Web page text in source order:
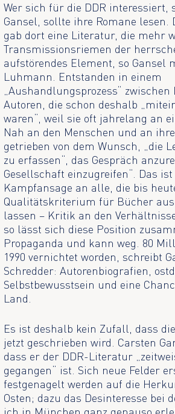
Wer sich für die DDR interessiert,
Gansel, sollte ihre Romane lesen.
gab dort eine Literatur, die mehr
Transmissionsriemen der
aufstörendes Element, so Gansel
Luhmann. Entstanden in einem
„Aushandlungsprozess“
Autoren, die schon deshalb
waren“, weil sie oft jahrelang an
Nah an den Menschen und an
getrieben von dem Wunsch, „die
zu erfassen“, das Gespräch
Gesellschaft einzugreifen“. Das ist
Kampfansage an alle, die bis
Qualitätskriterium für Bücher aus
lassen – Kritik an den
so lässt sich diese Position
Propaganda und kann weg. 80
1990 vernichtet worden, schreibt
Schredder: Autorenbiografien,
Selbstbewusstsein und eine
Land.
Es ist deshalb kein Zufall, dass
jetzt geschrieben wird. Carsten
dass er der DDR-Literatur
gegangen“ ist. Sich neue Felder
festgenagelt werden auf die
Osten; dazu das Desinteresse bei